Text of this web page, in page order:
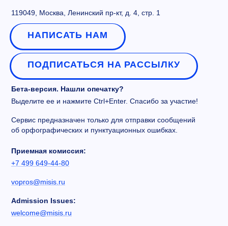
119049, Москва, Ленинский пр-кт, д. 4, стр. 1
НАПИСАТЬ НАМ
ПОДПИСАТЬСЯ НА РАССЫЛКУ
Бета-версия. Нашли опечатку?
Выделите ее и нажмите Ctrl+Enter. Спасибо за участие!
Сервис предназначен только для отправки сообщений
об орфографических и пунктуационных ошибках.
Приемная комиссия:
+7 499 649-44-80
vopros@misis.ru
Admission Issues:
welcome@misis.ru